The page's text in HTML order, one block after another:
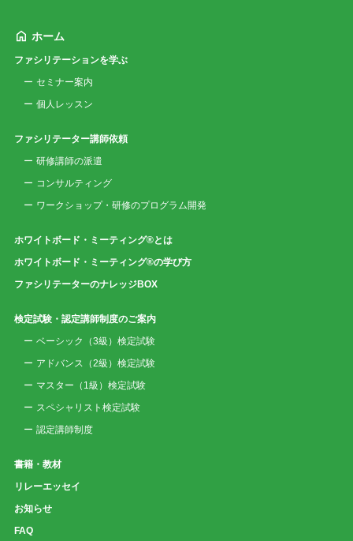
ホーム
ファシリテーションを学ぶ
セミナー案内
個人レッスン
ファシリテーター講師依頼
研修講師の派遣
コンサルティング
ワークショップ・研修のプログラム開発
ホワイトボード・ミーティング®とは
ホワイトボード・ミーティング®の学び方
ファシリテーターのナレッジBOX
検定試験・認定講師制度のご案内
ベーシック（3級）検定試験
アドバンス（2級）検定試験
マスター（1級）検定試験
スペシャリスト検定試験
認定講師制度
書籍・教材
リレーエッセイ
お知らせ
FAQ